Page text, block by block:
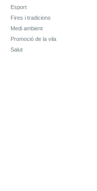
Esport
Fires i tradicions
Medi ambient
Promoció de la vila
Salut